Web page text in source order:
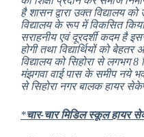
है शासन द्वारा उक्त विद्यालय
विद्यालय के रूप में विकसित
सराहनीय एवं दूरदर्शी कदम है
होगी तथा वि‌द्यार्थियों को
विद्यालय को सिहोरा से लगभग 8
मंझगवा वाई पास के समीप नये
से सिहोरा नगर बालक हायर
*चार-चार मिडिल स्कूल हायर